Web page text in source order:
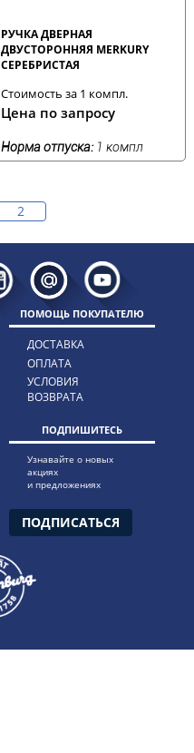
РУЧКА ДВЕРНАЯ
ДВУСТОРОННЯЯ MERKURY
СЕРЕБРИСТАЯ
Стоимость за 1 компл.
Цена по запросу
Норма отпуска: 1 компл
2
ПОМОЩЬ ПОКУПАТЕЛЮ
ДОСТАВКА
ОПЛАТА
УСЛОВИЯ
ВОЗВРАТА
ПОДПИШИТЕСЬ
Узнавайте о новых
акциях
и предложениях
ПОДПИСАТЬСЯ